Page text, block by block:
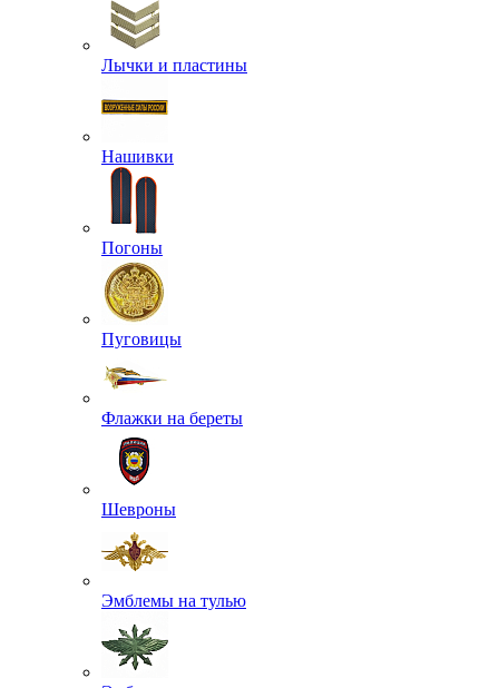
Лычки и пластины
Нашивки
Погоны
Пуговицы
Флажки на береты
Шевроны
Эмблемы на тулью